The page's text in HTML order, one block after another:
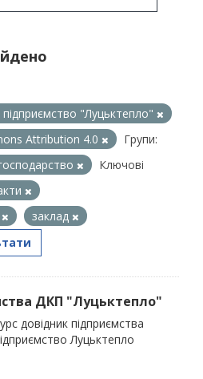
"Луцьктепло"
Attribution 4.0
Групи:
Ключові
заклад
ДКП "Луцьктепло"
довідник підприємства
Луцьктепло